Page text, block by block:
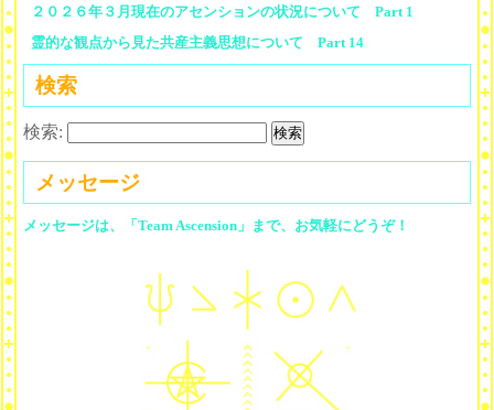
２０２６年３月現在のアセンションの状況について Part 1
霊的な観点から見た共産主義思想について Part 14
検索
検索:
メッセージ
メッセージは、「Team Ascension」まで、お気軽にどうぞ！